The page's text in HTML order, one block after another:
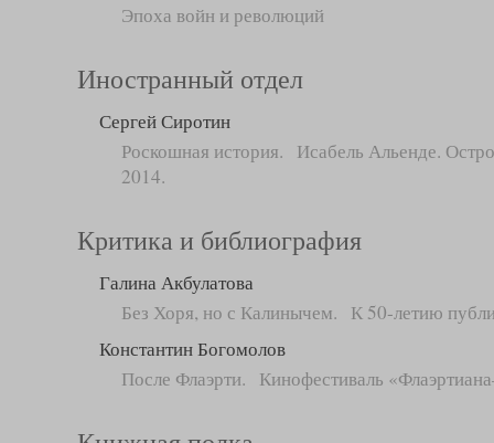
Эпоха войн и революций
Иностранный отдел
Сергей Сиротин
Роскошная история. Исабель Альенде.
2014.
Критика и библиография
Галина Акбулатова
Без Хоря, но с Калинычем. К 50-летию
Константин Богомолов
После Флаэрти. Кинофестиваль